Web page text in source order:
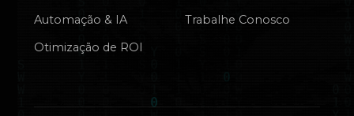
Automação & IA
Otimização de ROI
Trabalhe Conosco